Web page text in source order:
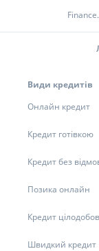
Види кредитів
Онлайн кредит
Кредит готівкою
Кредит без
Позика онлайн
Кредит
Швидкий кредит